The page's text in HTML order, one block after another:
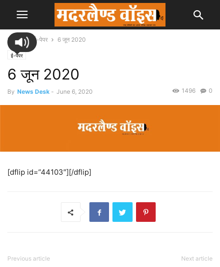
Home ई-पेपर 6 जून 2020
ई-पेपर
6 जून 2020
By News Desk - June 6, 2020 0
1496
[dflip id=”44103″][/dflip]
Previous article Next article